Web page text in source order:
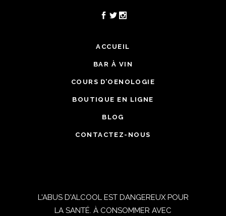
ACCUEIL
BAR À VIN
COURS D’OENOLOGIE
BOUTIQUE EN LIGNE
BLOG
CONTACTEZ-NOUS
L'ABUS D'ALCOOL EST DANGEREUX POUR
LA SANTÉ. À CONSOMMER AVEC